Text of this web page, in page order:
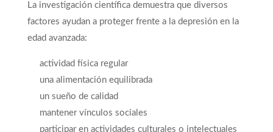
La investigación científica demuestra que diversos
factores ayudan a proteger frente a la depresión en la
edad avanzada:
actividad física regular
una alimentación equilibrada
un sueño de calidad
mantener vínculos sociales
participar en actividades culturales o intelectuales